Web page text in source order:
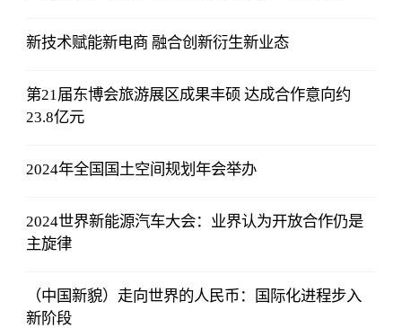
新技术赋能新电商 融合创新衍生新业态
第21届东博会旅游展区成果丰硕 达成合作意向约
23.8亿元
2024年全国国土空间规划年会举办
2024世界新能源汽车大会：业界认为开放合作仍是
主旋律
（中国新貌）走向世界的人民币：国际化进程步入
新阶段